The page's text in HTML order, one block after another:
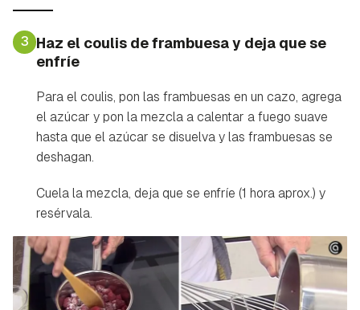
3 Haz el coulis de frambuesa y deja que se
enfríe
Para el coulis, pon las frambuesas en un cazo, agrega
el azúcar y pon la mezcla a calentar a fuego suave
hasta que el azúcar se disuelva y las frambuesas se
deshagan.
Cuela la mezcla, deja que se enfríe (1 hora aprox.) y
resérvala.